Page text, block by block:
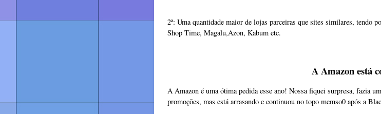
2ª: Uma quantidade maior de lojas parceiras que sites similares, tendo
Shop Time, Magalu,Azon, Kabum etc.
A Amazon está
A Amazon é uma ótima pedida esse ano! Nossa fiquei surpresa, fazia
promoções, mas está arrasando e continuou no topo memso0 após a